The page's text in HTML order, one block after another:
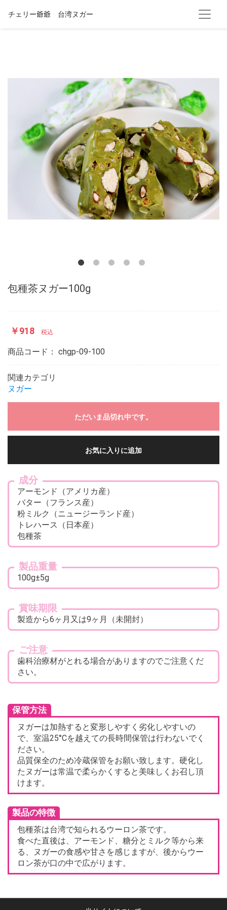
チェリー爺爺 台湾ヌガー
包種茶ヌガー100g
￥918 税込
商品コード： chgp-09-100
関連カテゴリ
ヌガー
ただいま品切れ中です。
お気に入りに追加
成分
アーモンド（アメリカ産）
バター（フランス産）
粉ミルク（ニュージーランド産）
トレハース（日本産）
包種茶
製品重量
100g±5g
賞味期限
製造から6ヶ月又は9ヶ月（未開封）
ご注意
歯科治療材がとれる場合がありますのでご注意くだ
さい。
保管方法
ヌガーは加熱すると変形しやすく劣化しやすいの
で、室温25°Cを越えての長時間保管は行わないでく
ださい。
品質保全のため冷蔵保管をお願い致します。硬化し
たヌガーは常温で柔らかくすると美味しくお召し頂
けます。
製品の特徴
包種茶は台湾で知られるウーロン茶です。
食べた直後は、アーモンド、糖分とミルク等から来
る、ヌガーの食感や甘さを感じますが、後からウー
ロン茶が口の中で広がります。